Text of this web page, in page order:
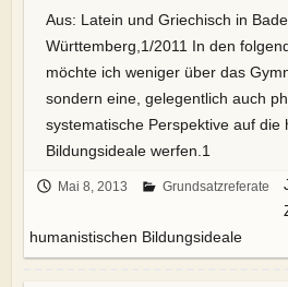
Aus: Latein und Griechisch in
Württemberg,1/2011 In den
möchte ich weniger über das
sondern eine, gelegentlich auch
systematische Perspektive auf die
Bildungsideale werfen.1
Mai 8, 2013 Grundsatzreferate
humanistischen Bildungsideale